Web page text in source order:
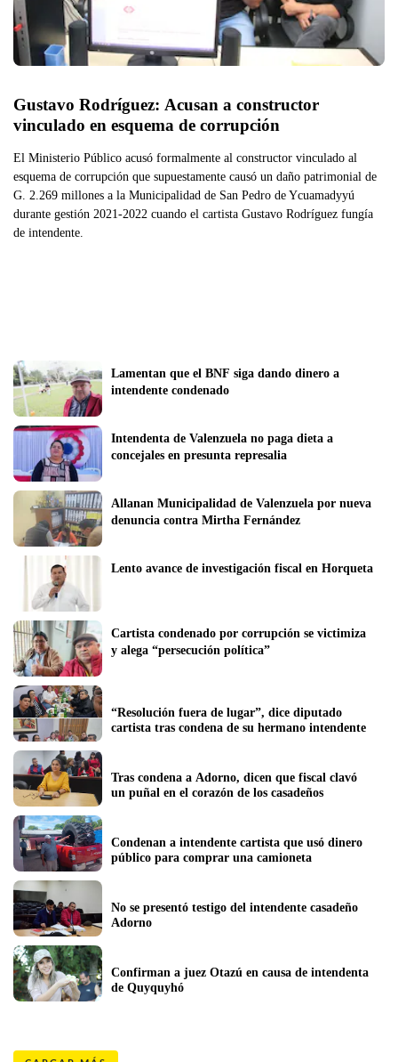
Gustavo Rodríguez: Acusan a constructor
vinculado en esquema de corrupción
El Ministerio Público acusó formalmente al constructor vinculado al
esquema de corrupción que supuestamente causó un daño patrimonial de
G. 2.269 millones a la Municipalidad de San Pedro de Ycuamadyyú
durante gestión 2021-2022 cuando el cartista Gustavo Rodríguez fungía
de intendente.
Lamentan que el BNF siga dando dinero a
intendente condenado
Intendenta de Valenzuela no paga dieta a
concejales en presunta represalia
Allanan Municipalidad de Valenzuela por nueva
denuncia contra Mirtha Fernández
Lento avance de investigación fiscal en Horqueta
Cartista condenado por corrupción se victimiza
y alega “persecución política”
“Resolución fuera de lugar”, dice diputado
cartista tras condena de su hermano intendente
Tras condena a Adorno, dicen que fiscal clavó
un puñal en el corazón de los casadeños
Condenan a intendente cartista que usó dinero
No se presentó testigo del intendente casadeño
Adorno
Confirman a juez Otazú en causa de intendenta
de Quyquyhó